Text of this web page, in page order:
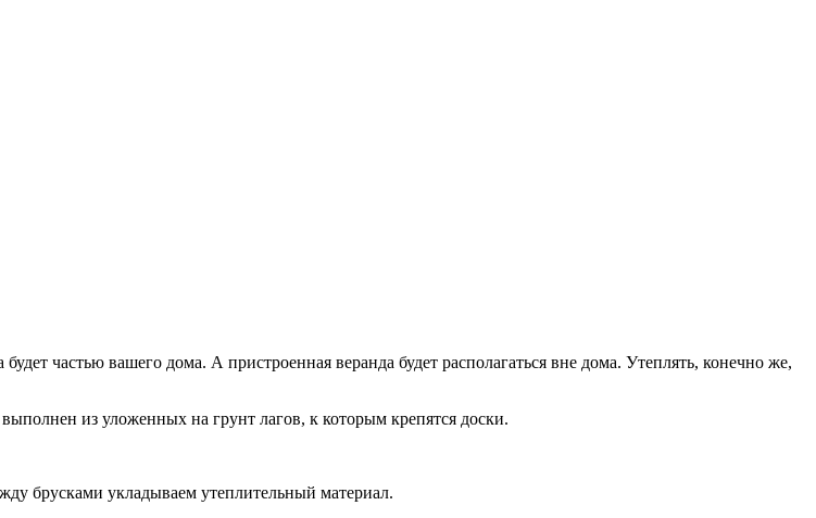
частью вашего дома. А пристроенная веранда будет располагаться вне дома. Утеплять, конечно же,
из уложенных на грунт лагов, к которым крепятся доски.
брусками укладываем утеплительный материал.